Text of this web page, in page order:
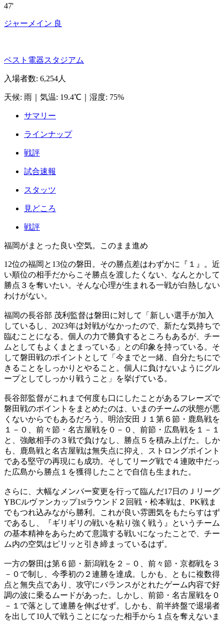
47'
ジャーメイン 良
ベスト電器スタジアム
入場者数: 6,254人
天候: 雨 気温: 19.4℃ 湿度: 75%
サマリー
ラインナップ
戦評
試合速報
スタッツ
見どころ
戦評
福岡がまとった良い空気。このまま進め
12位の福岡と13位の磐田。その勝点差はわずかに『１』。近
い順位の相手だからこそ勝点を渡したくない、なんとかして
勝点３を奪いたい。そんな心理が生まれる一戦が白熱しない
わけがない。
福岡の長谷部 茂利監督は磐田に対して「新しい選手が加入
しているし、2023年は対戦がなかったので、新たな気持ちで
臨むことになる。個人の力で勝負するところもあるが、チー
ムとしてもよくまとまっている」との印象を持っている。そ
して磐田戦のポイントとして「今までと一緒、自分たちにで
きることをしっかりとやること。個人に負けないようにグル
ープとしてしっかり戦うこと」を挙げている。
長谷部監督がこれまで何度も口にしたことがあるフレーズで
磐田戦のポイントをまとめたのは、いまのチームの状態が悪
くないからでもあるだろう。明治安田Ｊ１第６節・鹿島戦を
１－０、前々節・名古屋戦を０－０、前節・広島戦を１－１
と、強敵相手の３戦で負けなし、勝点５を積み上げた。しか
も、鹿島戦と名古屋戦は無失点に抑え、ストロングポイント
である堅守の再現にも成功。そしてリーグ戦で４連敗中だっ
た広島から勝点１を獲得したことで自信も生まれた。
さらに、大幅なメンバー変更を行って臨んだ17日のＪリーグ
YBCルヴァンカップ1stラウンド２回戦・松本戦は、PK戦ま
でもつれ込みながら勝利。これが良い雰囲気をもたらすはず
であるし、『ギリギリの戦いを粘り強く戦う』というチーム
の基本精神をあらためて意識する戦いになったことで、チー
ム内の空気はピリッと引き締まっているはず。
一方の磐田は第６節・新潟戦を２－０、前々節・京都戦を３
－０で制し、今季初の２連勝を達成。しかも、ともに複数得
点と無失点であり、攻守にバランスがとれたゲーム内容で好
調の波に乗るムードがあった。しかし、前節・名古屋戦を０
－１で落として連勝を伸ばせず。しかも、前半終盤で退場者
を出して10人で戦うことになった相手から１点を奪えないま